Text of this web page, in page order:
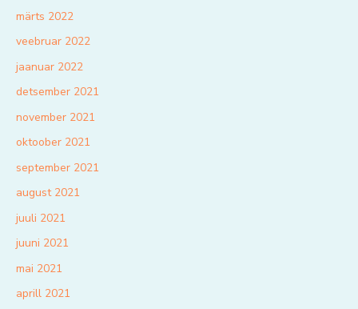
märts 2022
veebruar 2022
jaanuar 2022
detsember 2021
november 2021
oktoober 2021
september 2021
august 2021
juuli 2021
juuni 2021
mai 2021
aprill 2021